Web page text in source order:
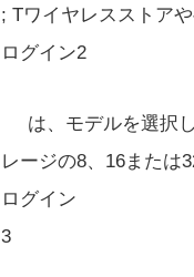
; Tワイヤレスストア
ログイン2
は、モデルを選択
レージの8、16または
ログイン
3